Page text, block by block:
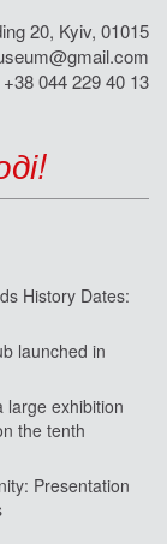
20, Kyiv, 01015
044 229 40 13
History Dates:
launched in
large exhibition
the tenth
Presentation